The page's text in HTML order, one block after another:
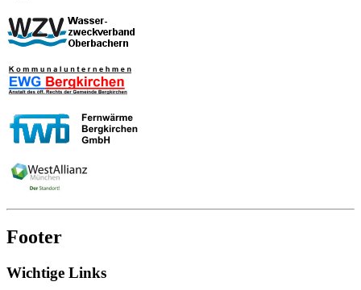
Footer
Wichtige Links